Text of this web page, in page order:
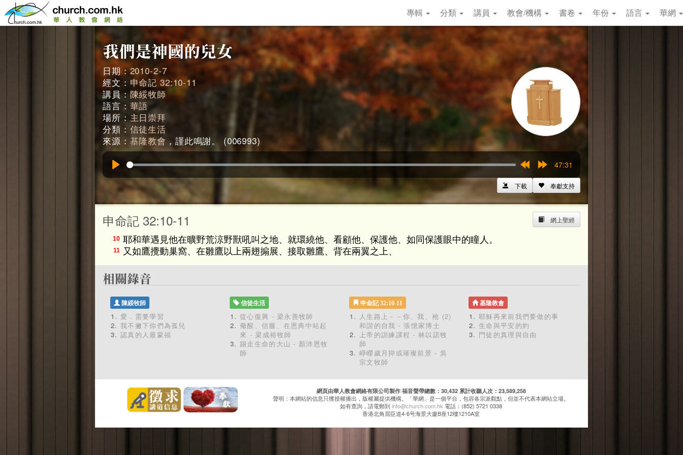
專輯 分類 講員 教會/機構 書卷 年份 語言 華網
日期：2010-2-7
經文： 申命記 32:10-11
講員：陳綏牧師
語言： 華語
場所： 主日崇拜
分類： 信徒生活
來源： 基隆教會，謹此鳴謝。 (006993)
15s
15s
47:31
奉獻支持
下載
網上聖經
申命記 32:10-11
10 耶和華遇見他在曠野荒涼野獸吼叫之地、就環繞他、看顧他、保護他、如同保護眼中的瞳人。
11 又如鷹攪動巢窩、在雛鷹以上兩翅搧展、接取雛鷹、背在兩翼之上、
陳綏牧師
愛．需要學習
我不撇下你們為孤兒
認真的人最蒙福
信徒生活
從心復興 - 梁永善牧師
儆醒、信服、在恩典中站起
來 - 梁成裕牧師
踢走生命的大山 - 顏沛恩牧
師
申命記 32:10-11
人生路上－－你、我、祂 (2)
和諧的自我 - 張憶家博士
上帝的訓練課程 - 林以諾牧
師
崢嶸歲月抑或璀璨前景 - 吳
宗文牧師
基隆教會
耶穌再來前我們要做的事
生命與平安的約
門徒的真理與自由
網頁由華人教會網絡有限公司製作 福音聲帶總數：30,432 累計收聽人次：23,589,258
聲明：本網站的信息只獲授權播出，版權屬提供機構。「華網」是一個平台，包容各宗派觀點，但並不代表本網站立場。
如有查詢，請電郵到info@church.com.hk 電話：(852) 5721 0338
香港北角屈臣道4-6号海景大廈B座12樓1210A室